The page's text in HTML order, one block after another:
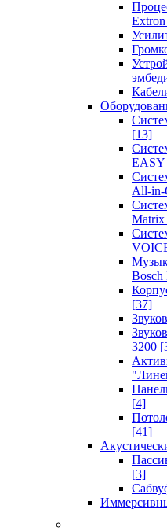
Extron
[13]
All-in-
Matrix
[37]
3200
[4]
[41]
[3]